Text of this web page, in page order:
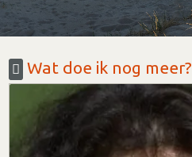
Wat doe ik nog meer?